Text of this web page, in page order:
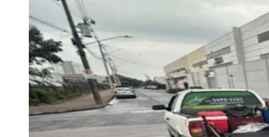
Hub de Negócios
Guia Comercial
Selo Verificado
Portal Educacional
Agenda de Vestibulares
Vagas de Emprego
Concursos
Panorama Econômico
Panorama Econômico
Para Sua Empresa